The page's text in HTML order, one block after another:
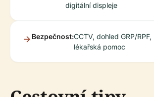
digitální displeje
Bezpečnost:CCTV, dohled GRP/
lékařská pomoc